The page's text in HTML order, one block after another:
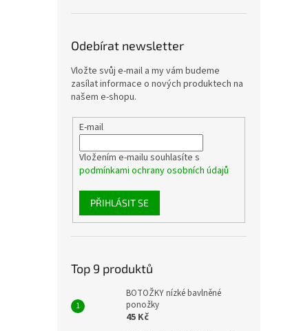
Odebírat newsletter
Vložte svůj e-mail a my vám budeme
zasílat informace o nových produktech na
našem e-shopu.
E-mail
Vložením e-mailu souhlasíte s
podmínkami ochrany osobních údajů
PŘIHLÁSIT SE
Top 9 produktů
BOTOŽKY nízké bavlněné
ponožky
45 Kč